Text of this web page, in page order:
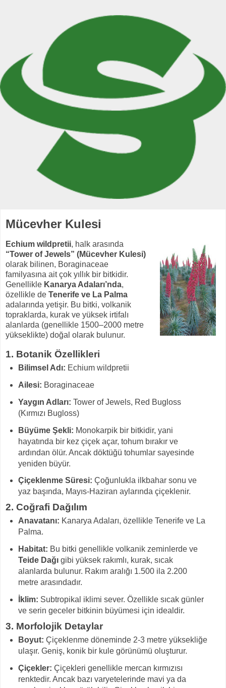
Mücevher Kulesi
Echium wildpretii, halk arasında
“Tower of Jewels” (Mücevher Kulesi)
olarak bilinen, Boraginaceae
familyasına ait çok yıllık bir bitkidir.
Genellikle Kanarya Adaları’nda,
özellikle de Tenerife ve La Palma
adalarında yetişir. Bu bitki, volkanik
topraklarda, kurak ve yüksek irtifalı
alanlarda (genellikle 1500–2000 metre
yükseklikte) doğal olarak bulunur.
1. Botanik Özellikleri
Bilimsel Adı: Echium wildpretii
Ailesi: Boraginaceae
Yaygın Adları: Tower of Jewels, Red Bugloss
(Kırmızı Bugloss)
Büyüme Şekli: Monokarpik bir bitkidir, yani
hayatında bir kez çiçek açar, tohum bırakır ve
ardından ölür. Ancak döktüğü tohumlar sayesinde
yeniden büyür.
Çiçeklenme Süresi: Çoğunlukla ilkbahar sonu ve
yaz başında, Mayıs-Haziran aylarında çiçeklenir.
2. Coğrafi Dağılım
Anavatanı: Kanarya Adaları, özellikle Tenerife ve La
Palma.
Habitat: Bu bitki genellikle volkanik zeminlerde ve
Teide Dağıgibi yüksek rakımlı, kurak, sıcak
alanlarda bulunur. Rakım aralığı 1.500 ila 2.200
metre arasındadır.
İklim: Subtropikal iklimi sever. Özellikle sıcak günler
ve serin geceler bitkinin büyümesi için idealdir.
3. Morfolojik Detaylar
Boyut: Çiçeklenme döneminde 2-3 metre yüksekliğe
ulaşır. Geniş, konik bir kule görünümü oluşturur.
Çiçekler: Çiçekleri genellikle mercan kırmızısı
renktedir. Ancak bazı varyetelerinde mavi ya da